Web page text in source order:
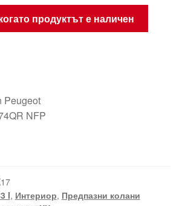
продуктът е наличен
Peugeot
NFP
I, Интериор, Предпазни колани